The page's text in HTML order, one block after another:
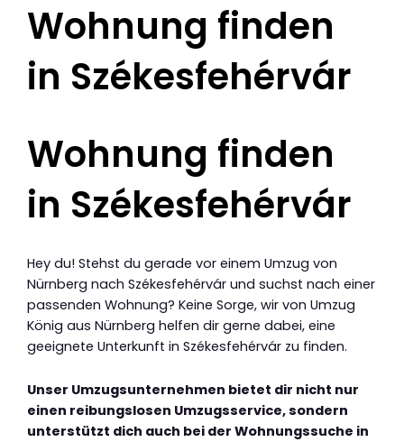
Wohnung finden
in Székesfehérvár
Wohnung finden
in Székesfehérvár
Hey du! Stehst du gerade vor einem Umzug von
Nürnberg nach Székesfehérvár und suchst nach einer
passenden Wohnung? Keine Sorge, wir von Umzug
König aus Nürnberg helfen dir gerne dabei, eine
geeignete Unterkunft in Székesfehérvár zu finden.
Unser Umzugsunternehmen bietet dir nicht nur
einen reibungslosen Umzugsservice, sondern
unterstützt dich auch bei der Wohnungssuche in